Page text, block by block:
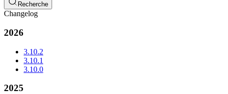
Recherche
Changelog
2026
3.10.2
3.10.1
3.10.0
2025